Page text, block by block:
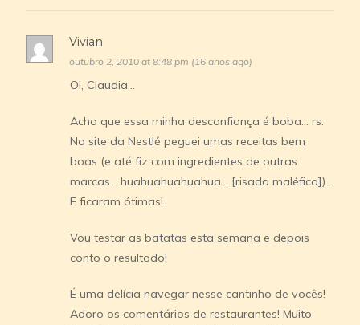
Vivian
outubro 2, 2010 at 8:48 pm (16 anos ago)
Oi, Claudia…
Acho que essa minha desconfiança é boba… rs.
No site da Nestlé peguei umas receitas bem
boas (e até fiz com ingredientes de outras
marcas… huahuahuahuahua… [risada maléfica])…
E ficaram ótimas!
Vou testar as batatas esta semana e depois
conto o resultado!
É uma delícia navegar nesse cantinho de vocês!
Adoro os comentários de restaurantes! Muito